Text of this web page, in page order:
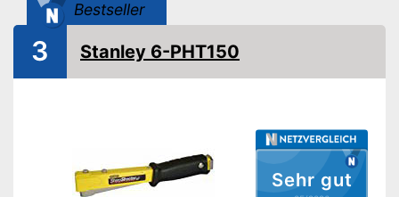
Bestseller
Sehr gut
3 Stanley 6-PHT150